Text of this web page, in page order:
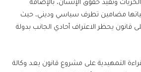
وتقيد حقوق الإنسان، بالإضافة
مضامين تطرف سياسي وديني، حيث
قانون يحظر الاعتراف أحادي الجانب بدولة
التمهيدية على مشروع قانون يعد وكالة